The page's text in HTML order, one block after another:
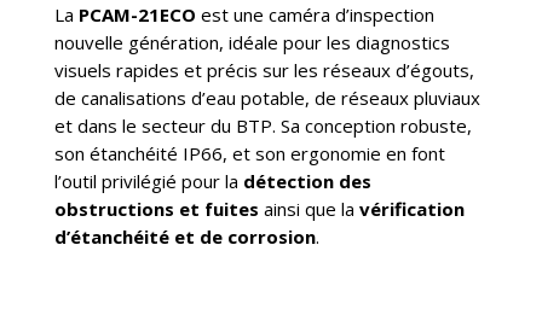
La PCAM-21ECO est une caméra d’inspection
nouvelle génération, idéale pour les diagnostics
visuels rapides et précis sur les réseaux d’égouts,
de canalisations d’eau potable, de réseaux pluviaux
et dans le secteur du BTP. Sa conception robuste,
son étanchéité IP66, et son ergonomie en font
l’outil privilégié pour la détection des
obstructions et fuites ainsi que la vérification
d’étanchéité et de corrosion.